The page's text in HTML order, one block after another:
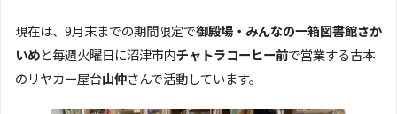
現在は、9月末までの期間限定で御殿場・みんなの一箱図書館さか
いめと毎週火曜日に沼津市内チャトラコーヒー前で営業する古本
のリヤカー屋台山仲さんで活動しています。